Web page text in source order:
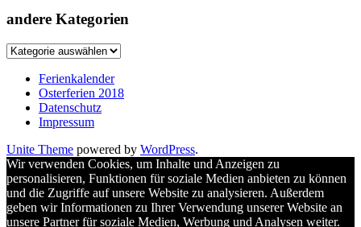
andere Kategorien
andere
Ferienkalender
Osterferien 2018
Datenschutz
Impressum
Unite Theme powered by WordPress.
Wir verwenden Cookies, um Inhalte und Anzeigen zu
personalisieren, Funktionen für soziale Medien anbieten zu können
und die Zugriffe auf unsere Website zu analysieren. Außerdem
geben wir Informationen zu Ihrer Verwendung unserer Website an
unsere Partner für soziale Medien, Werbung und Analysen weiter.